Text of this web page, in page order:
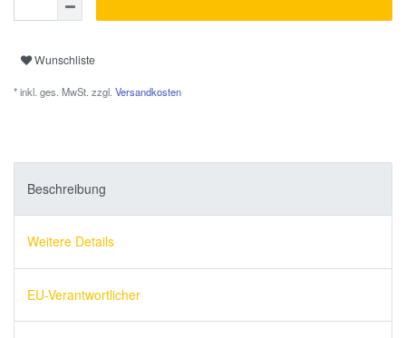
Wunschliste
* inkl. ges. MwSt. zzgl. Versandkosten
Beschreibung
Weitere Details
EU-Verantwortlicher